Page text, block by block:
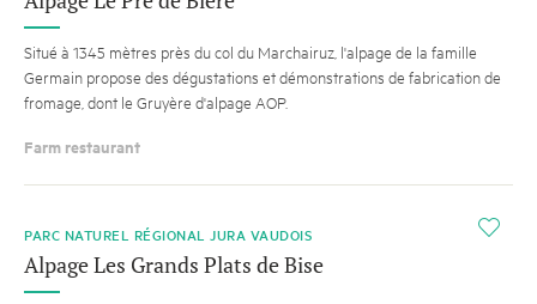
Situé à 1345 mètres près du col du Marchairuz, l'alpage de la famille
Germain propose des dégustations et démonstrations de fabrication de
fromage, dont le Gruyère d'alpage AOP.
Farm restaurant
i
PARC NATUREL RÉGIONAL JURA VAUDOIS
Alpage Les Grands Plats de Bise